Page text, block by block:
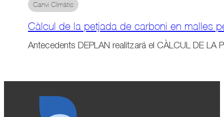
Canvi Climàtic
Càlcul de la petjada de carboni en malles
Antecedents DEPLAN realitzará el CÀLCUL DE LA